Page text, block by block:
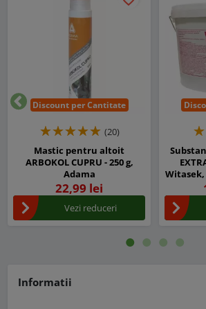
Discount per Cantitate
(20)
Mastic pentru altoit
ARBOKOL CUPRU - 250 g,
Adama
22,99 lei
Vezi reduceri
de
Informatii